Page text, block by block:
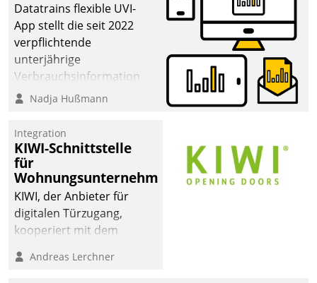
Datatrains flexible UVI-
App stellt die seit 2022
verpflichtende
unterjährige
Verbrauchsinformation
schnell, zuverlässig und
Die monatlichen
Mitteilungen zum
Heizungs- und
Wasserverbrauch gehen
automatisiert, vollständig
und auf Wunsch über
mehrere zuvor
Kommunikationswege bei
Nadja Hußmann
Integration
KIWI-Schnittstelle
für
Wohnungsunternehmen
KIWI, der Anbieter für
digitalen Türzugang,
kooperiert mit dem
Softwareentwicklungshaus
Andreas Lerchner